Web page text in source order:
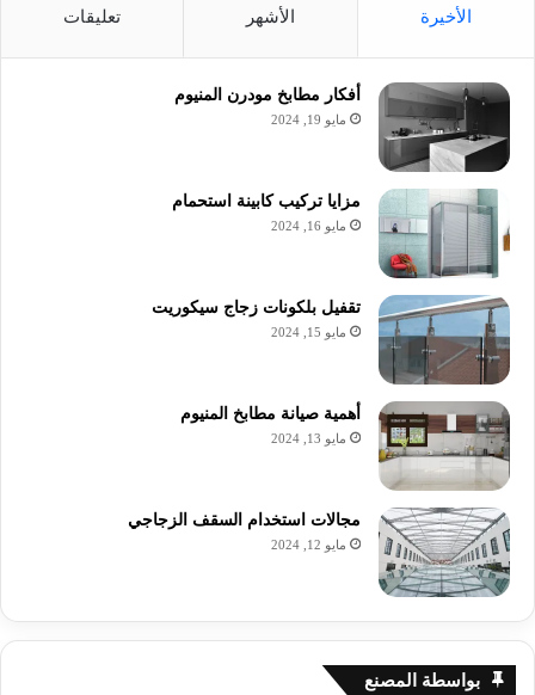
الأخيرة الأشهر تعليقات
أفكار مطابخ مودرن المنيوم
مايو 19, 2024
مزايا تركيب كابينة استحمام
مايو 16, 2024
تقفيل بلكونات زجاج سيكوريت
مايو 15, 2024
أهمية صيانة مطابخ المنيوم
مايو 13, 2024
مجالات استخدام السقف الزجاجي
مايو 12, 2024
بواسطة المصنع